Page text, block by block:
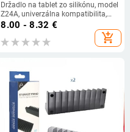
Držadlo na tablet zo silikónu, model
Z24A, univerzálna kompatibilita,
lepiace uchytenie, plochá rukoväť,
8.00 - 8.32 €
add_shopping_cart